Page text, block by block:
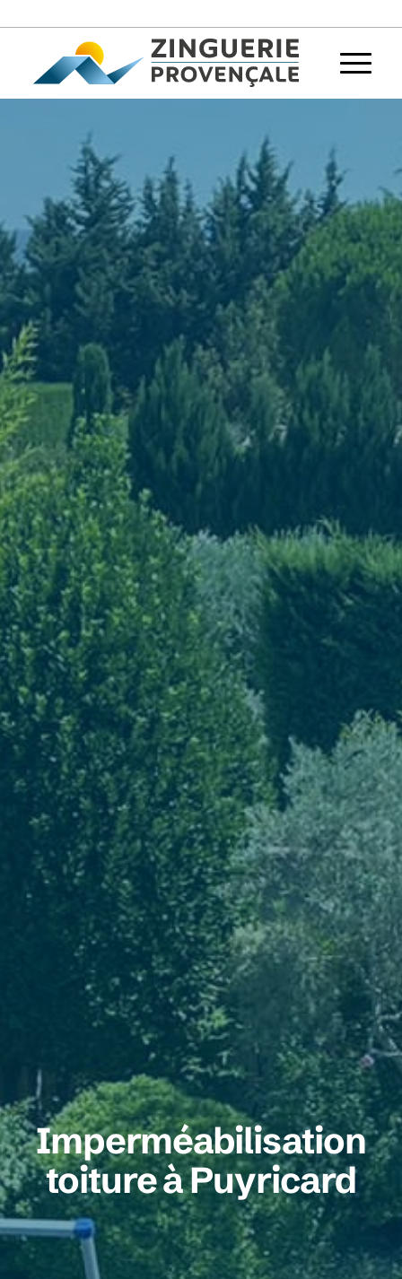
Imperméabilisation
toiture à Puyricard